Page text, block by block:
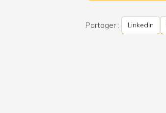
Partager : LinkedIn